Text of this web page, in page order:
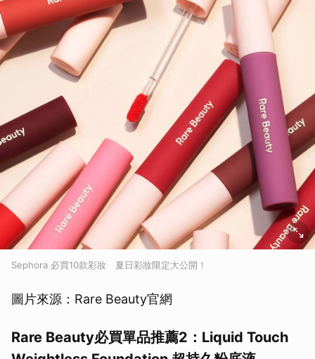
Sephora 必買10款彩妝 夏日彩妝限定大公開！
圖片來源：Rare Beauty官網
Rare Beauty必買單品推薦2：Liquid Touch